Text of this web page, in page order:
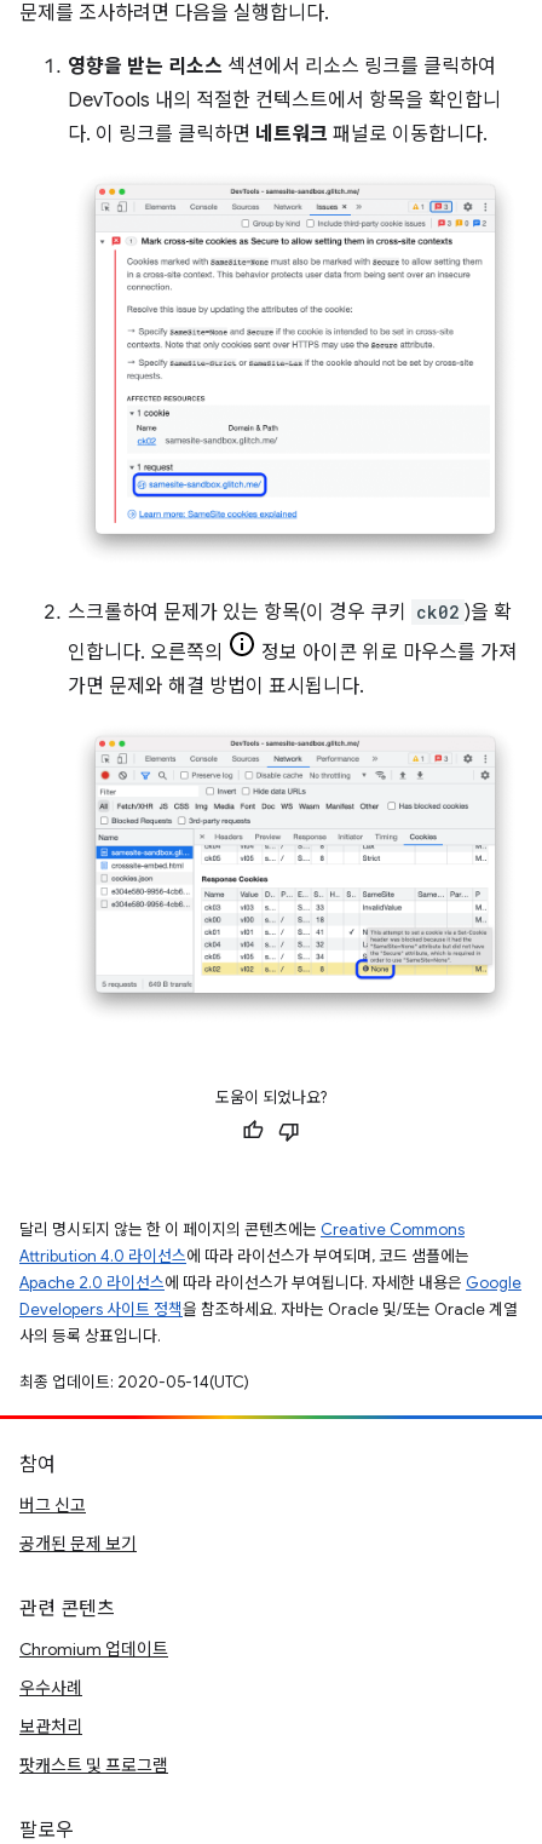
문제를 조사하려면 다음을 실행합니다.
영향을 받는 리소스 섹션에서 리소스 링크를 클릭하여
DevTools 내의 적절한 컨텍스트에서 항목을 확인합니
다. 이 링크를 클릭하면 네트워크 패널로 이동합니다.
스크롤하여 문제가 있는 항목(이 경우 쿠키 ck02 )을 확
인합니다. 오른쪽의
정보 아이콘 위로 마우스를 가져
가면 문제와 해결 방법이 표시됩니다.
도움이 되었나요?
달리 명시되지 않는 한 이 페이지의 콘텐츠에는 Creative Commons
Attribution 4.0 라이선스에 따라 라이선스가 부여되며, 코드 샘플에는
Apache 2.0 라이선스에 따라 라이선스가 부여됩니다. 자세한 내용은 Google
Developers 사이트 정책을 참조하세요. 자바는 Oracle 및/또는 Oracle 계열
사의 등록 상표입니다.
최종 업데이트: 2020-05-14(UTC)
참여
버그 신고
공개된 문제 보기
관련 콘텐츠
Chromium 업데이트
우수사례
보관처리
팟캐스트 및 프로그램
팔로우